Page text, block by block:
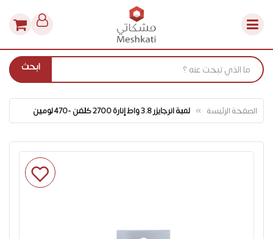
ابحث
الصفحة الرئيسة لمبة انرجايزر 3.8 واط إنارة 2700 كلفن -470 لومين
انتقل